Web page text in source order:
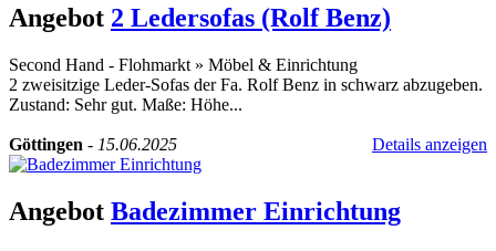
Angebot 2 Ledersofas (Rolf Benz)
Second Hand - Flohmarkt » Möbel & Einrichtung
2 zweisitzige Leder-Sofas der Fa. Rolf Benz in schwarz abzugeben.
Zustand: Sehr gut. Maße: Höhe...
Göttingen - 15.06.2025 Details anzeigen
Angebot Badezimmer Einrichtung